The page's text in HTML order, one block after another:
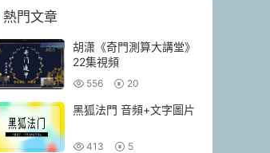
熱門文章
胡潇《奇門測算大講堂》
22集視頻
556 20
黑狐法門 音頻+文字圖片
413 5